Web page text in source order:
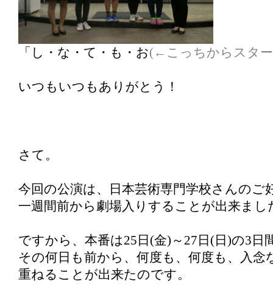
「し・な・て・も・お(←こっちからスタ
いつもいつもありがとう！
さて。
今回の公演は、日本芸術専門学校さんのご
一週間前から劇場入りすることが出来まし
ですから、本番は25日(金)～27日(日)の3日
その何日も前から、何度も、何度も、入念
重ねることが出来たのです。